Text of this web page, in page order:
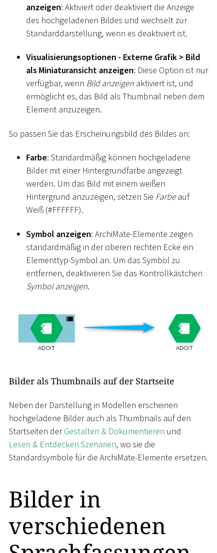
anzeigen: Aktiviert oder deaktiviert die Anzeige
des hochgeladenen Bildes und wechselt zur
Standarddarstellung, wenn es deaktiviert ist.
Visualisierungsoptionen - Externe Grafik > Bild
als Miniaturansicht anzeigen: Diese Option ist nur
verfügbar, wenn Bild anzeigen aktiviert ist, und
ermöglicht es, das Bild als Thumbnail neben dem
Element anzuzeigen.
So passen Sie das Erscheinungsbild des Bildes an:
Farbe: Standardmäßig können hochgeladene
Bilder mit einer Hintergrundfarbe angezeigt
werden. Um das Bild mit einem weißen
Hintergrund anzuzeigen, setzen Sie Farbeauf
Weiß (#FFFFFF).
Symbol anzeigen: ArchiMate-Elemente zeigen
standardmäßig in der oberen rechten Ecke ein
Elementtyp-Symbol an. Um das Symbol zu
entfernen, deaktivieren Sie das Kontrollkästchen
Symbol anzeigen.
Bilder als Thumbnails auf der Startseite
Neben der Darstellung in Modellen erscheinen
hochgeladene Bilder auch als Thumbnails auf den
Startseiten derGestalten & Dokumentieren und
Lesen & Entdecken Szenarien, wo sie die
Standardsymbole für die ArchiMate-Elemente ersetzen.
Bilder in
verschiedenen